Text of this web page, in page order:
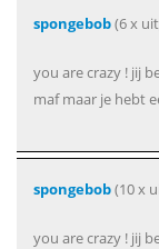
spongebob(6 x
you are crazy ! jij
maf maar je hebt
spongebob(10 x
you are crazy ! jij